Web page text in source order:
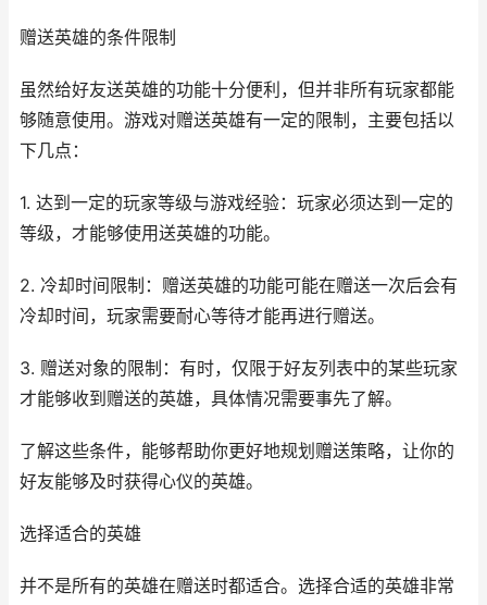
赠送英雄的条件限制
虽然给好友送英雄的功能十分便利，但并非所有玩家都能
够随意使用。游戏对赠送英雄有一定的限制，主要包括以
下几点：
1. 达到一定的玩家等级与游戏经验：玩家必须达到一定的
等级，才能够使用送英雄的功能。
2. 冷却时间限制：赠送英雄的功能可能在赠送一次后会有
冷却时间，玩家需要耐心等待才能再进行赠送。
3. 赠送对象的限制：有时，仅限于好友列表中的某些玩家
才能够收到赠送的英雄，具体情况需要事先了解。
了解这些条件，能够帮助你更好地规划赠送策略，让你的
好友能够及时获得心仪的英雄。
选择适合的英雄
并不是所有的英雄在赠送时都适合。选择合适的英雄非常